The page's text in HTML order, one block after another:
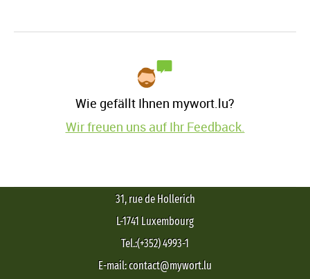
Wie gefällt Ihnen mywort.lu?
Wir freuen uns auf Ihr Feedback.
31, rue de Hollerich
L-1741 Luxembourg
Tel.:(+352) 4993-1
E-mail: contact@mywort.lu